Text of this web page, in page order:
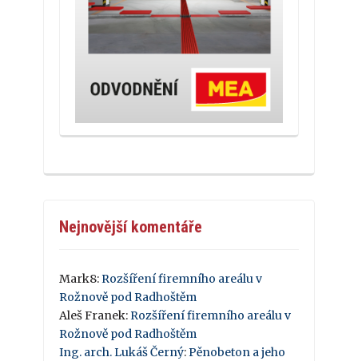
Nejnovější komentáře
Mark8:Rozšíření firemního areálu v
Rožnově pod Radhoštěm
Aleš Franek:Rozšíření firemního areálu v
Rožnově pod Radhoštěm
Ing. arch. Lukáš Černý:Pěnobeton a jeho